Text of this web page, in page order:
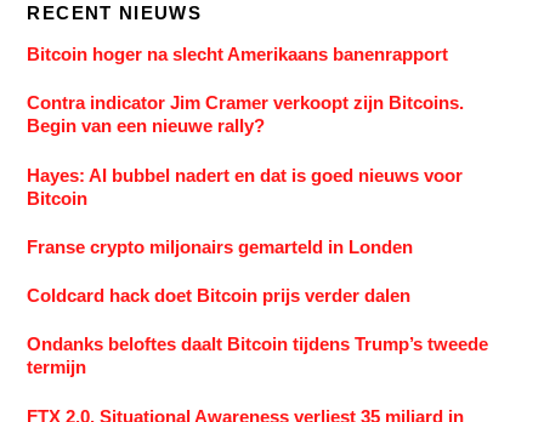
RECENT NIEUWS
Bitcoin hoger na slecht Amerikaans banenrapport
Contra indicator Jim Cramer verkoopt zijn Bitcoins.
Begin van een nieuwe rally?
Hayes: AI bubbel nadert en dat is goed nieuws voor
Bitcoin
Franse crypto miljonairs gemarteld in Londen
Coldcard hack doet Bitcoin prijs verder dalen
Ondanks beloftes daalt Bitcoin tijdens Trump’s tweede
termijn
FTX 2.0. Situational Awareness verliest 35 miljard in